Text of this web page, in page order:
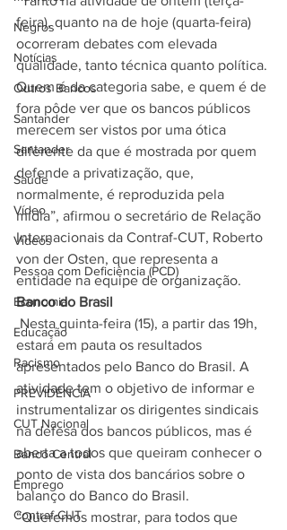
Negros
Notícias
Outros Bancos
Santander
Santander
Saúde
Vídeo
Vídeos
Pessoa com Deficiência (PCD)
Economia
Educação
Racismo
PREVIDÊNCIA
CUT Nacional
Banco Central
Emprego
Contraf-CUT
feira), quanto na de hoje (quarta-feira)
ocorreram debates com elevada
qualidade, tanto técnica quanto política.
Quem é da categoria sabe, e quem é de
fora pôde ver que os bancos públicos
merecem ser vistos por uma ótica
diferente da que é mostrada por quem
defende a privatização, que,
normalmente, é reproduzida pela
mídia”, afirmou o secretário de Relação
Internacionais da Contraf-CUT, Roberto
von der Osten, que representa a
entidade na equipe de organização.
Banco do Brasil
estará em pauta os resultados
apresentados pelo Banco do Brasil. A
atividade tem o objetivo de informar e
instrumentalizar os dirigentes sindicais
na defesa dos bancos públicos, mas é
aberta a todos que queiram conhecer o
ponto de vista dos bancários sobre o
balanço do Banco do Brasil.
“Queremos mostrar, para todos que